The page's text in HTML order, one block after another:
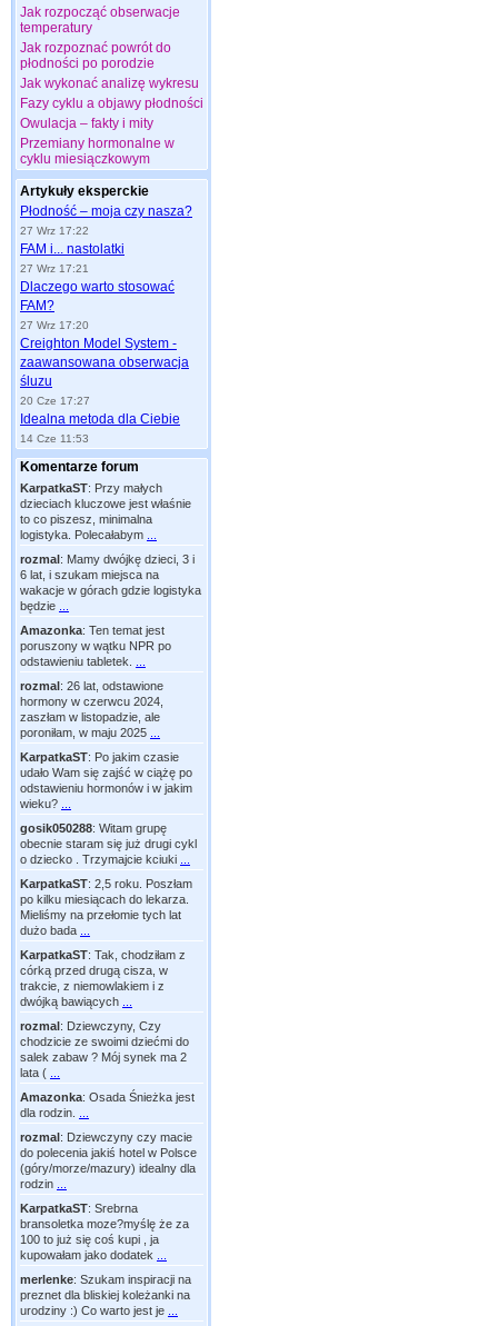
Jak rozpocząć obserwacje
temperatury
Jak rozpoznać powrót do
płodności po porodzie
Jak wykonać analizę wykresu
Fazy cyklu a objawy płodności
Owulacja – fakty i mity
Przemiany hormonalne w
cyklu miesiączkowym
Artykuły eksperckie
Płodność – moja czy nasza?
27 Wrz 17:22
FAM i... nastolatki
27 Wrz 17:21
Dlaczego warto stosować
FAM?
27 Wrz 17:20
Creighton Model System -
zaawansowana obserwacja
śluzu
20 Cze 17:27
Idealna metoda dla Ciebie
14 Cze 11:53
Komentarze forum
KarpatkaST: Przy małych
dzieciach kluczowe jest właśnie
to co piszesz, minimalna
logistyka. Polecałabym
rozmal: Mamy dwójkę dzieci, 3 i
6 lat, i szukam miejsca na
wakacje w górach gdzie logistyka
będzie
Amazonka: Ten temat jest
poruszony w wątku NPR po
odstawieniu tabletek.
rozmal: 26 lat, odstawione
hormony w czerwcu 2024,
zaszłam w listopadzie, ale
poroniłam, w maju 2025
KarpatkaST: Po jakim czasie
udało Wam się zajść w ciążę po
odstawieniu hormonów i w jakim
wieku?
gosik050288: Witam grupę
obecnie staram się już drugi cykl
o dziecko . Trzymajcie kciuki
KarpatkaST: 2,5 roku. Poszłam
po kilku miesiącach do lekarza.
Mieliśmy na przełomie tych lat
dużo bada
KarpatkaST: Tak, chodziłam z
córką przed drugą cisza, w
trakcie, z niemowlakiem i z
dwójką bawiących
rozmal: Dziewczyny, Czy
chodzicie ze swoimi dziećmi do
salek zabaw ? Mój synek ma 2
lata (
Amazonka: Osada Śnieżka jest
dla rodzin.
rozmal: Dziewczyny czy macie
do polecenia jakiś hotel w Polsce
(góry/morze/mazury) idealny dla
rodzin
KarpatkaST: Srebrna
bransoletka moze?myślę że za
100 to już się coś kupi , ja
kupowałam jako dodatek
merlenke: Szukam inspiracji na
preznet dla bliskiej koleżanki na
urodziny :) Co warto jest je